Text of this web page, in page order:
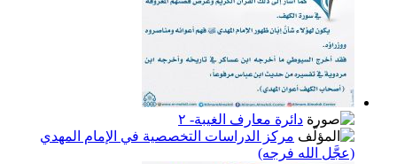
دائرة معارف الغيبة- ٢
مركز الدراسات التخصصية في الإمام المهدي
(عجَّل الله فرجه)